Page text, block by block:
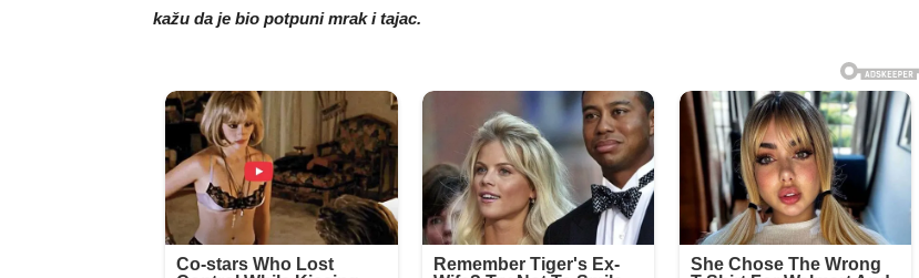
kažu da je bio potpuni mrak i tajac.